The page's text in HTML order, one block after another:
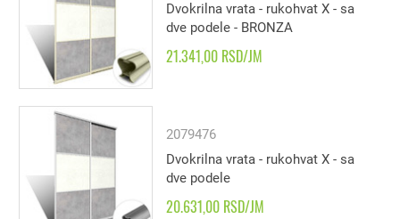
Dvokrilna vrata - rukohvat X - sa
dve podele - BRONZA
21.341,00 RSD/JM
2079476
Dvokrilna vrata - rukohvat X - sa
dve podele
20.631,00 RSD/JM